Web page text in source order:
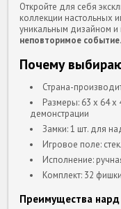
Откройте для себя
коллекции настольных
уникальным дизайном
неповторимое событие.
Почему
Страна-
Размеры: 63 х 64
демонстрации
Замки: 1 шт. для
Игровое поле:
Исполнение:
Комплект: 32
Преимущества